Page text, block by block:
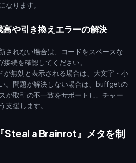
なります。
や引き換えエラーの解決
されない場合は、コードをスペースな
続を確認してください。
が無効と表示される場合は、大文字・小
。問題が解決しない場合は、buffgetの
が取引の不一致をサポートし、チャー
支援します。
Steal a Brainrot』メタを制